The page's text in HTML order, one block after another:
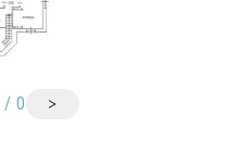
/0 >